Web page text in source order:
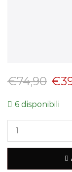
€74,90 €
6 disponibili